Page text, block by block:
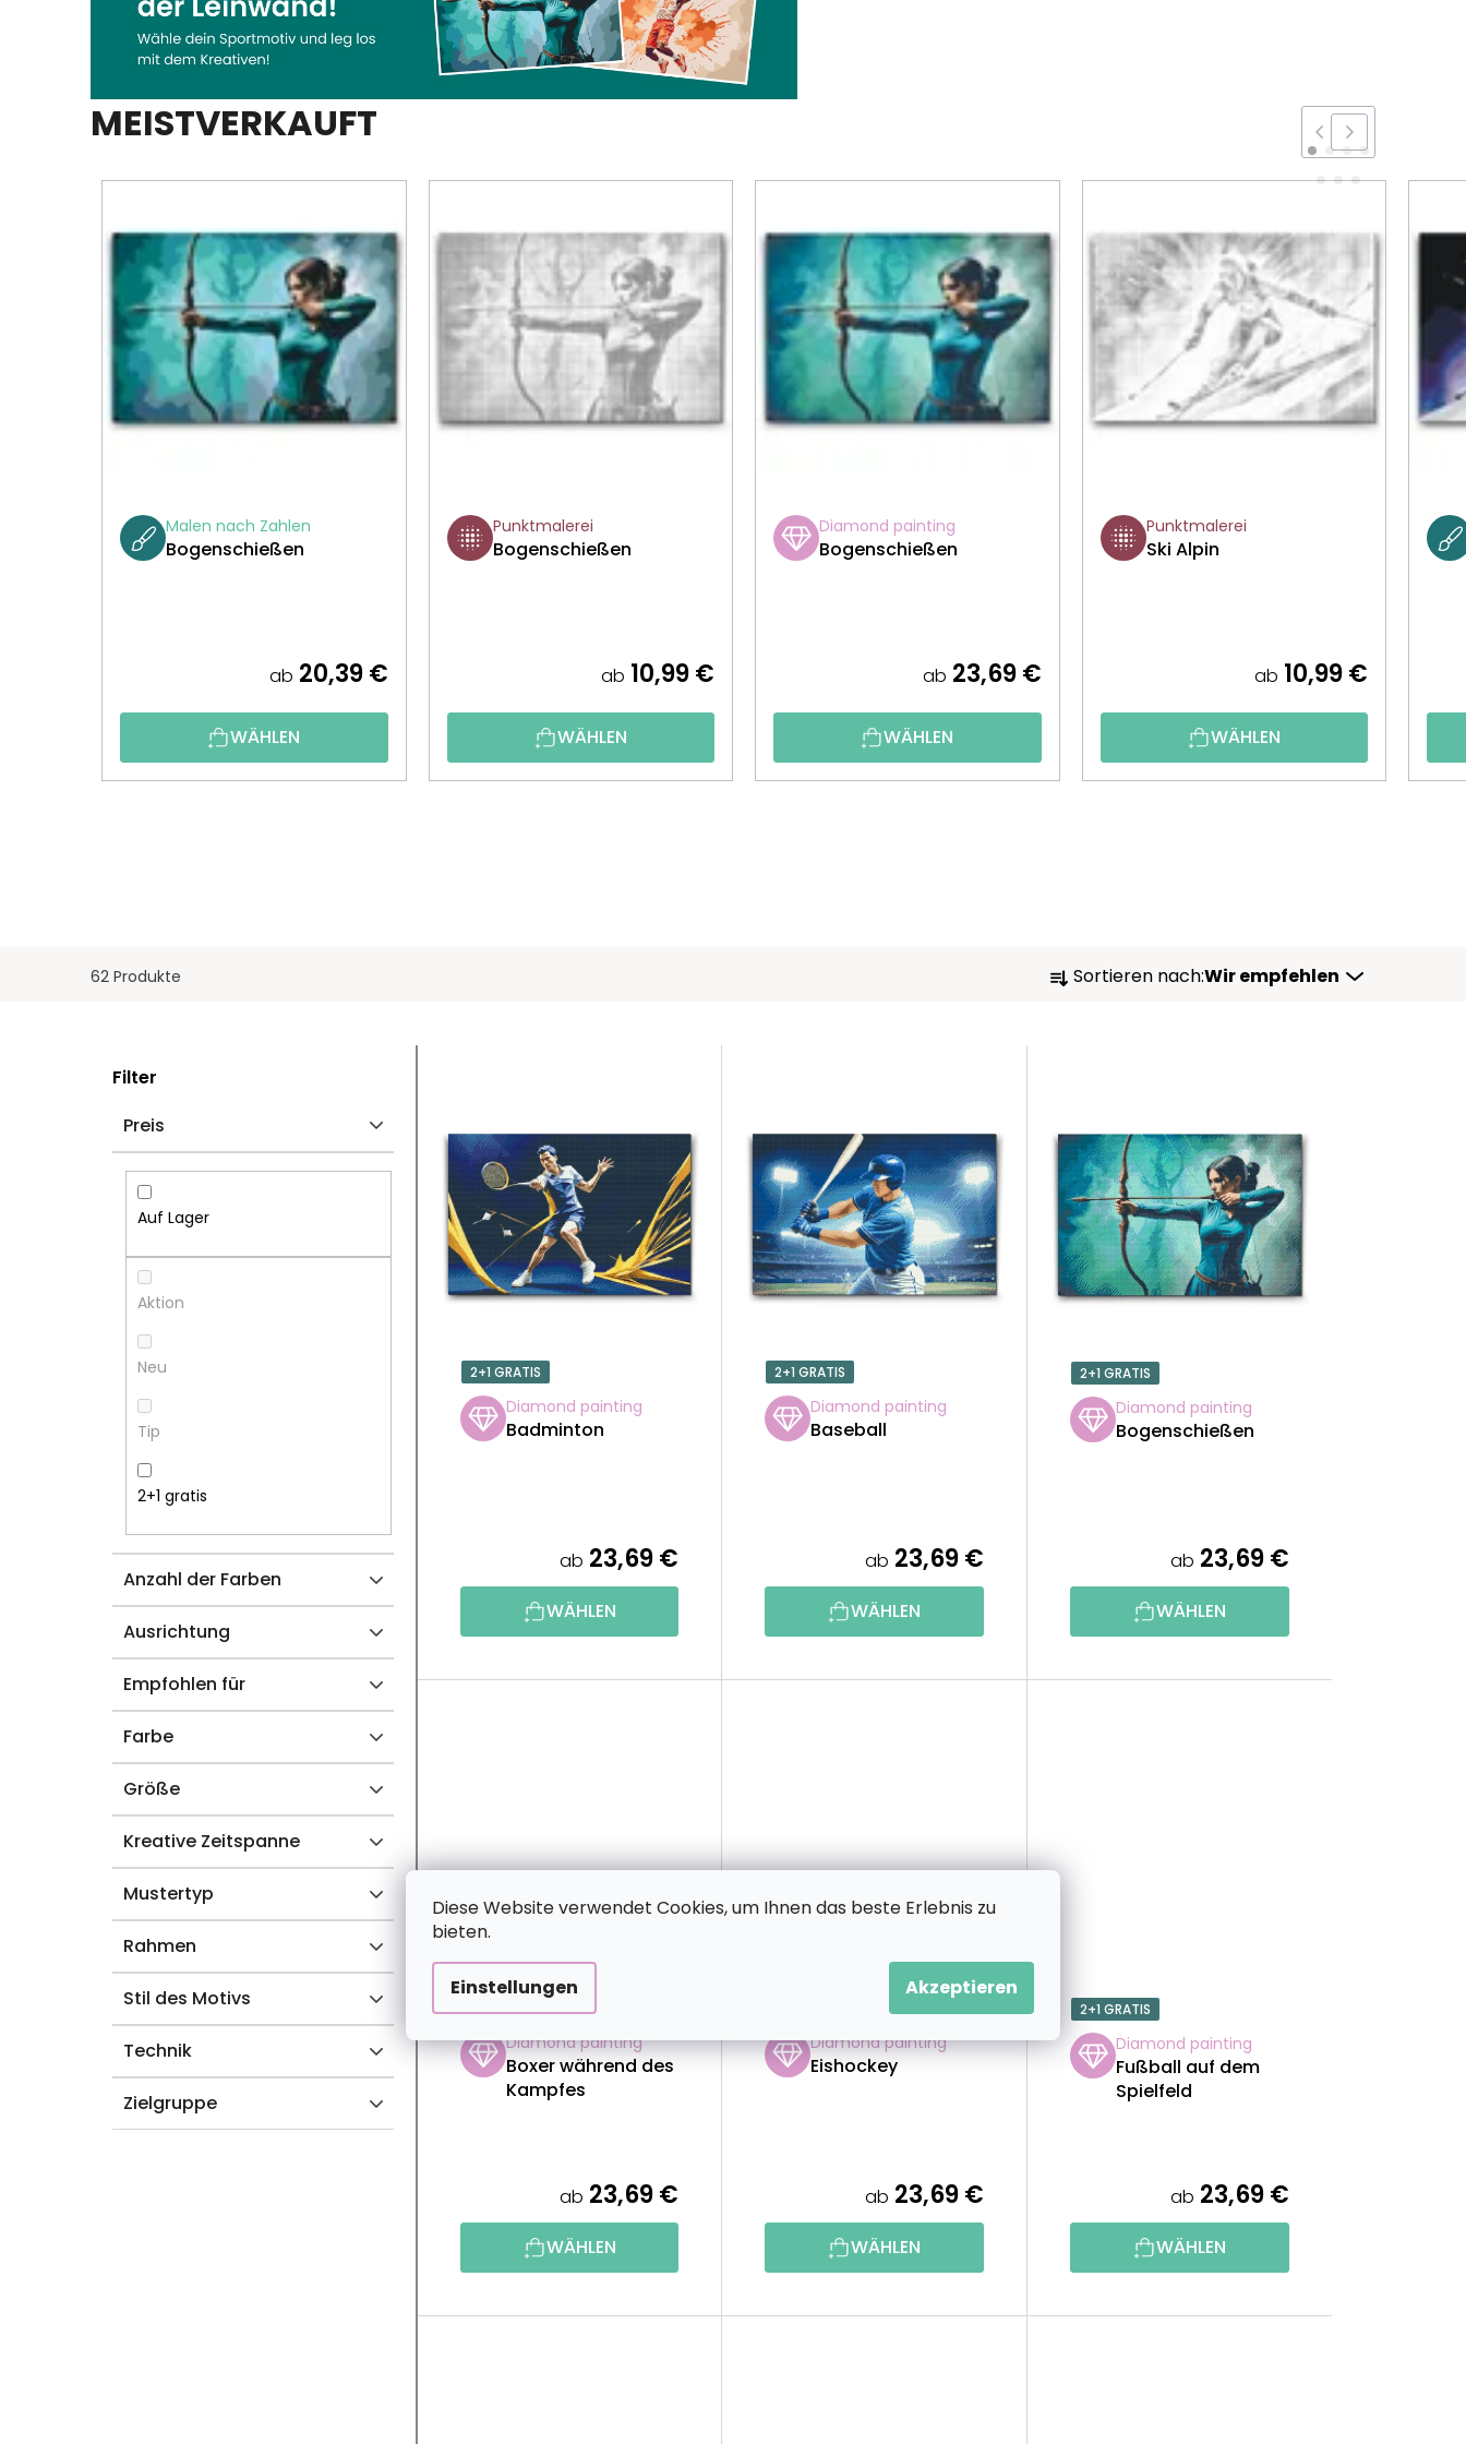
Diese Website verwendet Cookies, um Ihnen das beste Erlebnis zu
bieten.
Einstellungen Akzeptieren
MEISTVERKAUFT
Malen nach Zahlen
Bogenschießen
ab 20,39 €
WÄHLEN
Punktmalerei
Bogenschießen
ab 10,99 €
WÄHLEN
Diamond painting
Bogenschießen
ab 23,69 €
WÄHLEN
Punktmalerei
Ski Alpin
ab 10,99 €
WÄHLEN
62 Produkte
P
U
K
T
S
O
R
R
U
N
Sortieren nach:Wir empfehlen
Filter
Preis
Auf Lager
Aktion
Neu
Tip
2+1 gratis
Anzahl der Farben
Ausrichtung
Empfohlen für
Farbe
Größe
Kreative Zeitspanne
Mustertyp
Rahmen
Stil des Motivs
Technik
Zielgruppe
K
2+1 GRATIS
Diamond painting
Badminton
ab 23,69 €
WÄHLEN
2+1 GRATIS
Diamond painting
Baseball
ab 23,69 €
WÄHLEN
2+1 GRATIS
Diamond painting
Bogenschießen
ab 23,69 €
WÄHLEN
2+1 GRATIS
Diamond painting
Boxer während des
Kampfes
ab 23,69 €
WÄHLEN
Diamond painting
Eishockey
ab 23,69 €
WÄHLEN
2+1 GRATIS
Diamond painting
Fußball auf dem
Spielfeld
ab 23,69 €
WÄHLEN